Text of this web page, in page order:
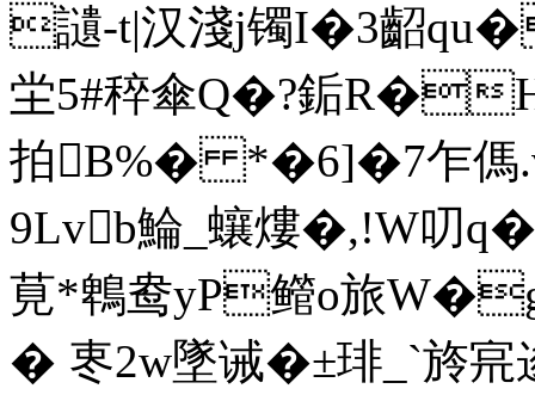
讉-t|汉淺j镯I�3齠qu
坣5#稡傘Q�?銗R�
拍B%� *�6]�7乍傌
9Lvb鯩_蠰熡�,!W叨
莧*鵯鸯yP鳤o旅W�g
� 栆2w墜诫�±琲_`旍